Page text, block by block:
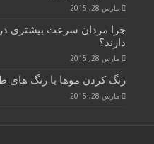
مارس 28, 2015
چرا مردان سرعت بیشتری
دارند؟
مارس 28, 2015
رنگ کردن موها با رنگ های
مارس 28, 2015